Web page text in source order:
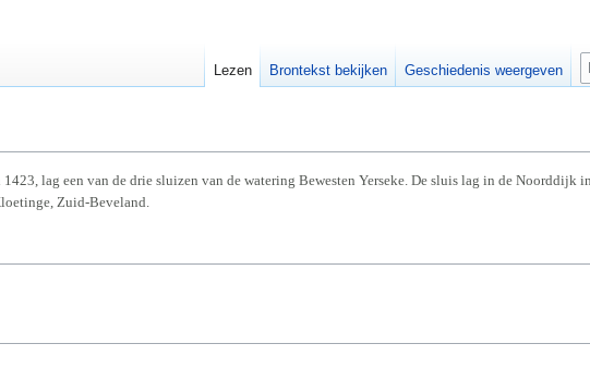
lag een van de drie sluizen van de watering Bewesten Yerseke. De sluis lag in de Noorddijk
Zuid-Beveland.
Lezen Brontekst bekijken Geschiedenis weergeven
Z
e